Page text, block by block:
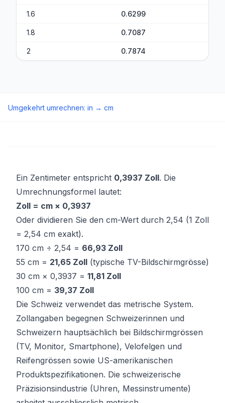
1.6 0.6299
1.8 0.7087
2 0.7874
Umgekehrt umrechnen: in → cm
Ein Zentimeter entspricht 0,3937 Zoll. Die
Umrechnungsformel lautet:
Zoll = cm × 0,3937
Oder dividieren Sie den cm-Wert durch 2,54 (1 Zoll
= 2,54 cm exakt).
170 cm ÷ 2,54 = 66,93 Zoll
55 cm = 21,65 Zoll (typische TV-Bildschirmgrösse)
30 cm × 0,3937 = 11,81 Zoll
100 cm = 39,37 Zoll
Die Schweiz verwendet das metrische System.
Zollangaben begegnen Schweizerinnen und
Schweizern hauptsächlich bei Bildschirmgrössen
(TV, Monitor, Smartphone), Velofelgen und
Reifengrössen sowie US-amerikanischen
Produktspezifikationen. Die schweizerische
Präzisionsindustrie (Uhren, Messinstrumente)